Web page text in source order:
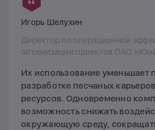
Игорь Шелухин
Директор по операционной
оптимизации проектов ПАО
Их использование уменьшает
разработке песчаных
ресурсов. Одновременно
возможность снижать
окружающую среду,